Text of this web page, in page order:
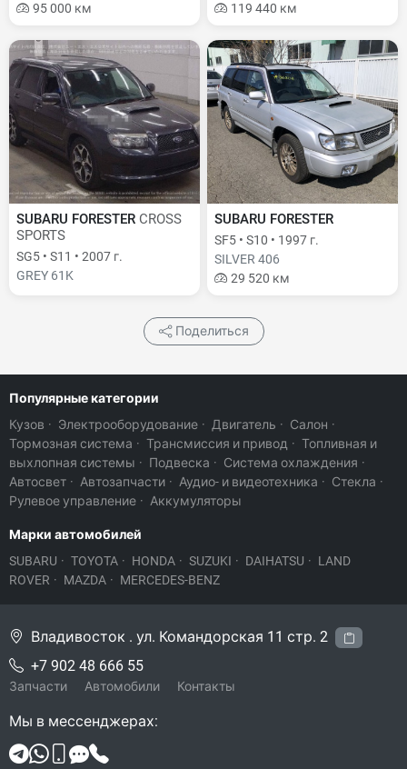
95 000 км
119 440 км
SUBARU FORESTER CROSS
SPORTS
SG5 • S11 • 2007 г.
GREY 61K
SUBARU FORESTER
SF5 • S10 • 1997 г.
SILVER 406
29 520 км
Поделиться
Популярные категории
Кузов · Электрооборудование · Двигатель · Салон ·
Тормозная система · Трансмиссия и привод · Топливная и
выхлопная системы · Подвеска · Система охлаждения ·
Автосвет · Автозапчасти · Аудио- и видеотехника · Стекла ·
Рулевое управление · Аккумуляторы
Марки автомобилей
SUBARU · TOYOTA · HONDA · SUZUKI · DAIHATSU · LAND
ROVER · MAZDA · MERCEDES-BENZ
Владивосток . ул. Командорская 11 стр. 2
+7 902 48 666 55
Запчасти Автомобили Контакты
Мы в мессенджерах: